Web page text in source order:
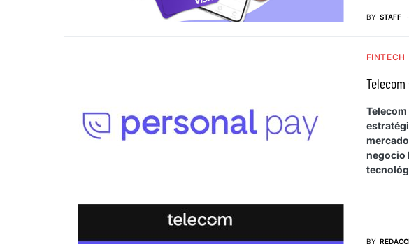
BY STAFF
FINTECH
negocio
BY